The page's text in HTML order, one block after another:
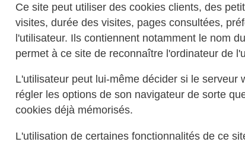
Ce site peut utiliser des cookies clients, des
visites, durée des visites, pages consultées,
l'utilisateur. Ils contiennent notamment le nom
permet à ce site de reconnaître l'ordinateur de
L'utilisateur peut lui-même décider si le
régler les options de son navigateur de sorte
cookies déjà mémorisés.
L'utilisation de certaines fonctionnalités de ce